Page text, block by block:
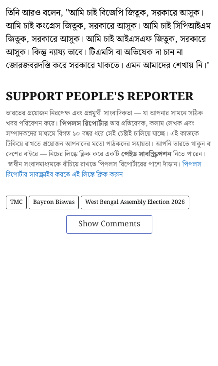
তিনি আরও বলেন, "আমি চাই বিজেপি জিতুক, সরকারে আসুক।
আমি চাই কংগ্রেস জিতুক, সরকারে আসুক। আমি চাই সিপিআইএম
জিতুক, সরকারে আসুক। আমি চাই আইএসএফ জিতুক, সরকারে
আসুক। কিন্তু ন্যায্য ভাবে। টিএমসি বা অভিষেক দা চান না
জোরজবরদস্তি করে সরকারে থাকতে। এমন আমাদের শেখায় নি।"
SUPPORT PEOPLE'S REPORTER
ভারতের প্রয়োজন নিরপেক্ষ এবং প্রশ্নমুখী সাংবাদিকতা — যা আপনার সামনে সঠিক
খবর পরিবেশন করে।পিপলস রিপোর্টারতার প্রতিবেদক, কলাম লেখক এবং
সম্পাদকদের মাধ্যমে বিগত ১০ বছর ধরে সেই চেষ্টাই চালিয়ে যাচ্ছে। এই কাজকে
টিকিয়ে রাখতে প্রয়োজন আপনাদের মতো পাঠকদের সহায়তা। আপনি ভারতে থাকুন বা
দেশের বাইরে — নিচের লিঙ্কে ক্লিক করে একটিপেইড সাবস্ক্রিপশননিতে পারেন।
স্বাধীন সংবাদমাধ্যমকে বাঁচিয়ে রাখতে পিপলস রিপোর্টারের পাশে দাঁড়ান।পিপলস
রিপোর্টার সাবস্ক্রাইব করতে এই লিঙ্কে ক্লিক করুন
TMC Bayron Biswas West Bengal Assembly Election 2026
Show Comments